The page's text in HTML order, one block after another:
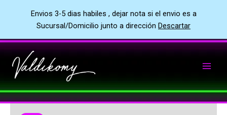
Envios 3-5 dias habiles , dejar nota si el envio es a
Sucursal/Domicilio junto a dirección Descartar
al
contenido